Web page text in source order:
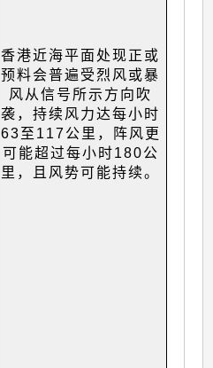
香港近海平面处现正或
预料会普遍受烈风或暴
风从信号所示方向吹
袭，持续风力达每小时
63至117公里，阵风更
可能超过每小时180公
里，且风势可能持续。